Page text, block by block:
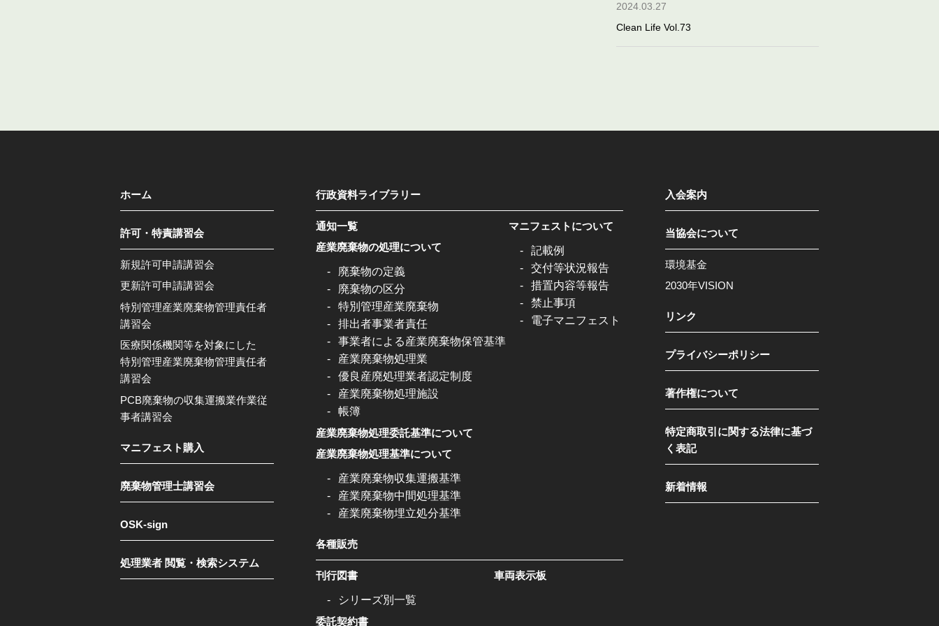
2024.03.27
Clean Life Vol.73
ホーム
許可・特責講習会
新規許可申請講習会
更新許可申請講習会
特別管理産業廃棄物管理責任者
講習会
医療関係機関等を対象にした
特別管理産業廃棄物管理責任者
講習会
PCB廃棄物の収集運搬業作業従
事者講習会
マニフェスト購入
廃棄物管理士講習会
OSK-sign
処理業者 閲覧・検索システム
行政資料ライブラリー
通知一覧
産業廃棄物の処理について
廃棄物の定義
廃棄物の区分
特別管理産業廃棄物
排出者事業者責任
事業者による産業廃棄物保管基準
産業廃棄物処理業
優良産廃処理業者認定制度
産業廃棄物処理施設
帳簿
産業廃棄物処理委託基準について
産業廃棄物処理基準について
産業廃棄物収集運搬基準
産業廃棄物中間処理基準
産業廃棄物埋立処分基準
マニフェストについて
記載例
交付等状況報告
措置内容等報告
禁止事項
電子マニフェスト
各種販売
刊行図書
シリーズ別一覧
委託契約書
車両表示板
入会案内
当協会について
環境基金
2030年VISION
リンク
プライバシーポリシー
著作権について
特定商取引に関する法律に基づ
く表記
新着情報